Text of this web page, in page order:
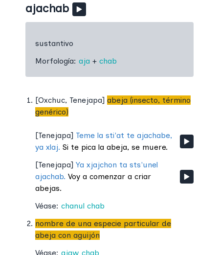
ajachab
sustantivo
Morfología: aja + chab
[Oxchuc, Tenejapa] abeja (insecto, término
genérico)
[Tenejapa] Teme la sti'at te ajachabe,
ya xlaj. Si te pica la abeja, se muere.
[Tenejapa] Ya xjajchon ta sts'unel
ajachab. Voy a comenzar a criar
abejas.
Véase: chanul chab
nombre de una especie particular de
abeja con aguijón
Véase: ajaw chab